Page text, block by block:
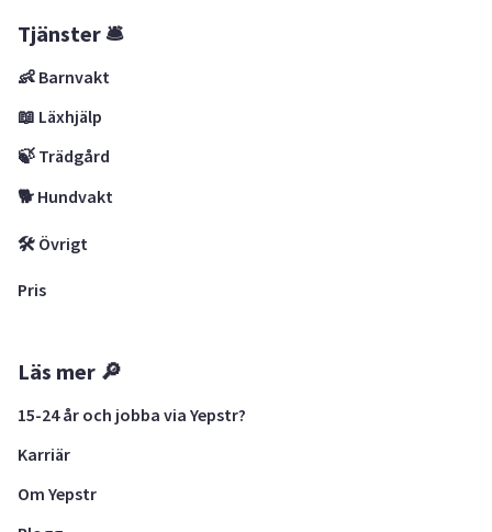
Tjänster 🛎
👶 Barnvakt
📖 Läxhjälp
🍃 Trädgård
🐕 Hundvakt
🛠 Övrigt
Pris
Läs mer 🔎
15-24 år och jobba via Yepstr?
Karriär
Om Yepstr